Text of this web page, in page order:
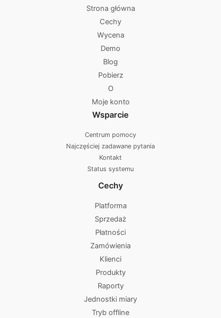
Strona główna
Cechy
Wycena
Demo
Blog
Pobierz
O
Moje konto
Wsparcie
Centrum pomocy
Najczęściej zadawane pytania
Kontakt
Status systemu
Cechy
Platforma
Sprzedaż
Płatności
Zamówienia
Klienci
Produkty
Raporty
Jednostki miary
Tryb offline